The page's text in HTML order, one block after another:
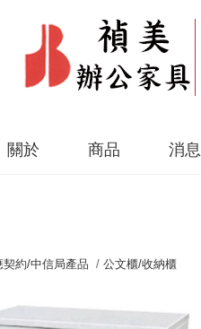
關於 商品 消息
契約/中信局產品 / 公文櫃/收納櫃